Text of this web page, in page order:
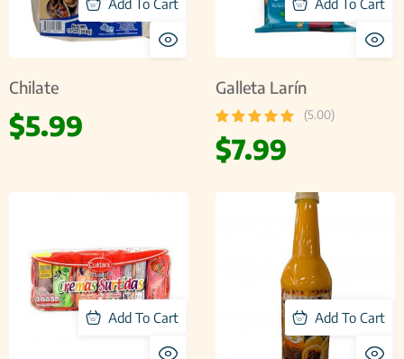
Chilate
$5.99
Galleta Larín
(5.00)
$7.99
Add To Cart Add To Cart